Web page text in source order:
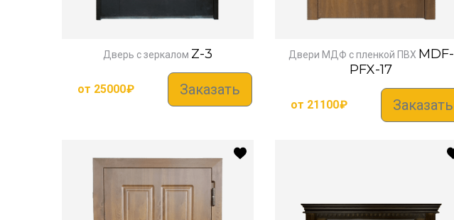
Дверь с зеркалом Z-3
от 25000₽ Заказать
Двери МДФ с пленкой ПВХ MDF-
PFX-17
от 21100₽ Заказать